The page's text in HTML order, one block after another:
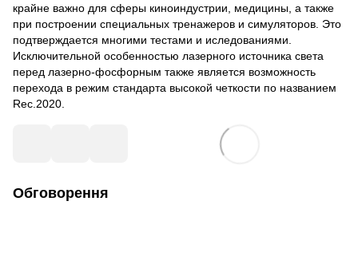
крайне важно для сферы киноиндустрии, медицины, а также
при построении специальных тренажеров и симуляторов. Это
подтверждается многими тестами и иследованиями.
Исключительной особенностью лазерного источника света
перед лазерно-фосфорным также является возможность
перехода в режим стандарта высокой четкости по названием
Rec.2020.
Обговорення